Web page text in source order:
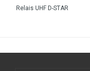
Relais UHF D-STAR